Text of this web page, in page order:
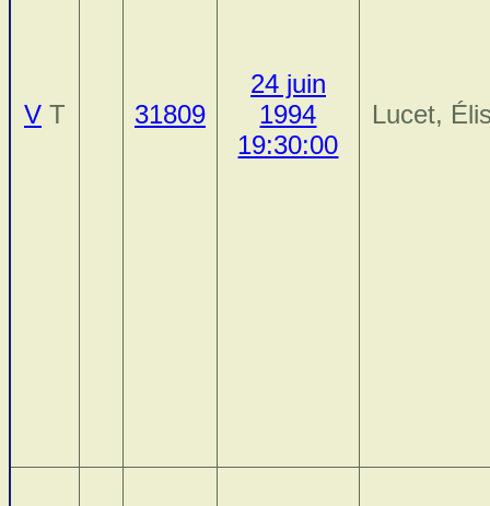
V T 31809
24 juin
1994
19:30:00
Lucet,